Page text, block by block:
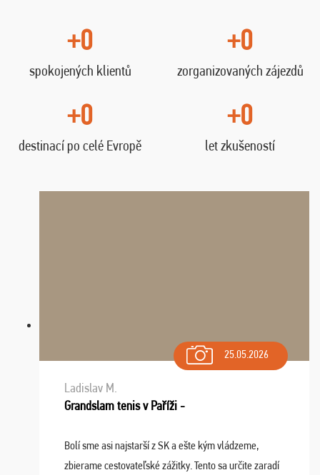
+0
spokojených klientů
+0
zorganizovaných zájezdů
+0
destinací po celé Evropě
+0
let zkušeností
25.05.2026
Ladislav M.
Grandslam tenis v Paříži -
Bolí sme asi najstarší z SK a ešte kým vládzeme,
zbierame cestovateľské zážitky. Tento sa určite zaradí